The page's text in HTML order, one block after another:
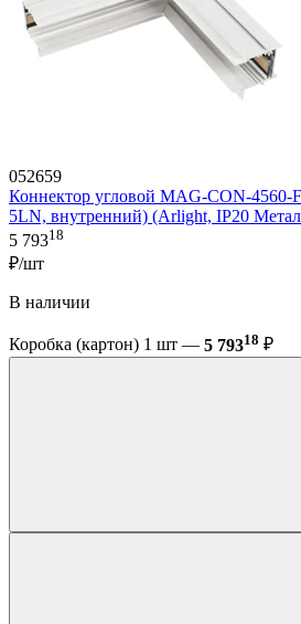
052659
Коннектор угловой MAG-CON-
5LN, внутренний) (Arlight, IP20
5 79318
₽/шт
В наличии
Коробка (картон) 1 шт — 5 79318 ₽